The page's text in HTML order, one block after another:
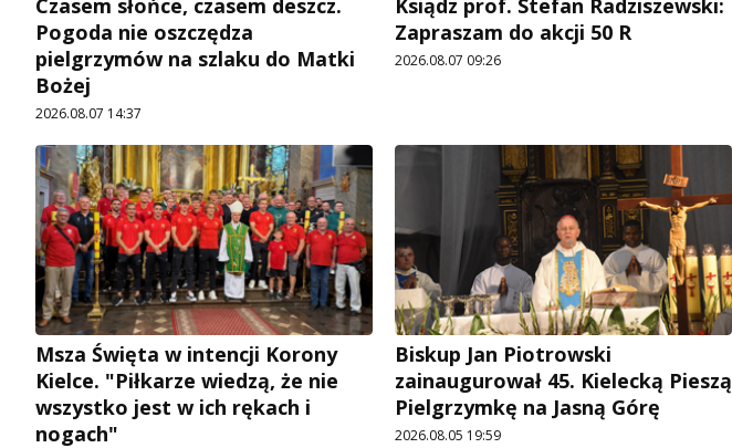
Czasem słońce, czasem deszcz.
Pogoda nie oszczędza
pielgrzymów na szlaku do Matki
Bożej
2026.08.07 14:37
Ksiądz prof. Stefan Radziszewski:
Zapraszam do akcji 50 R
2026.08.07 09:26
Msza Święta w intencji Korony
Kielce. "Piłkarze wiedzą, że nie
wszystko jest w ich rękach i
nogach"
Biskup Jan Piotrowski
zainaugurował 45. Kielecką Pieszą
Pielgrzymkę na Jasną Górę
2026.08.05 19:59